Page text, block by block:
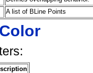
A list of BLine Points